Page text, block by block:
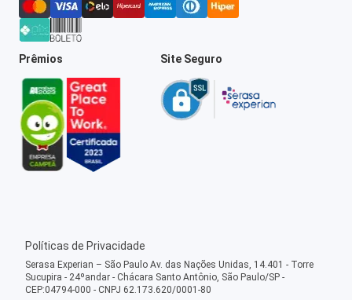
Prêmios Site Seguro
Políticas de Privacidade
Serasa Experian – São Paulo Av. das Nações Unidas, 14.401 - Torre
Sucupira - 24ºandar - Chácara Santo Antônio, São Paulo/SP -
CEP:04794-000 - CNPJ 62.173.620/0001-80